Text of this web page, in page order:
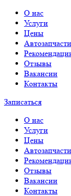
О нас
Услуги
Цены
Автозапчасти
Отзывы
Вакансии
Контакты
Записаться
О нас
Услуги
Цены
Автозапчасти
Отзывы
Вакансии
Контакты